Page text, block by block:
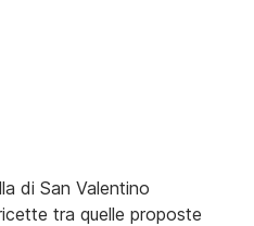
di San Valentino
tra quelle proposte